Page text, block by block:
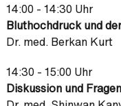
14:00 - 14:30 Uhr
Bluthochdruck und
Dr. med. Berkan Kurt
14:30 - 15:00 Uhr
Diskussion und Fragen